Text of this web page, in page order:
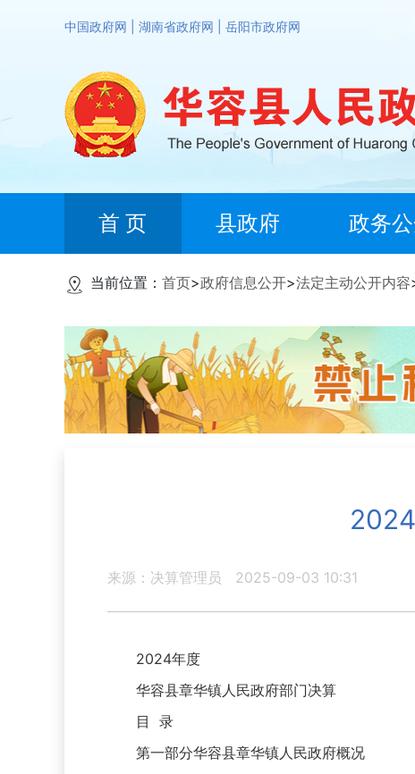
中国政府网 湖南省政府网 岳阳市政府网
首 页 县政府 政务
当前位置： 首页>政府信息公开>法定主动公开内容
来源：决算管理员 2025-09-03 10:31
2024年度
华容县章华镇人民政府部门决算
目 录
第一部分华容县章华镇人民政府概况